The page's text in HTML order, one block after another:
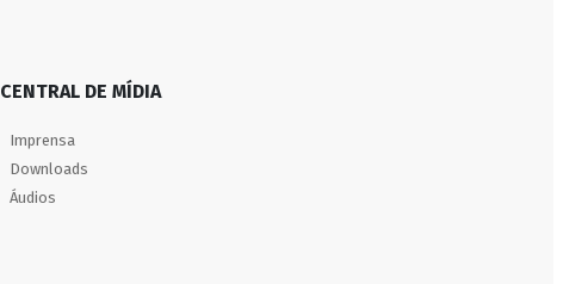
CENTRAL DE MÍDIA
Imprensa
Downloads
Áudios